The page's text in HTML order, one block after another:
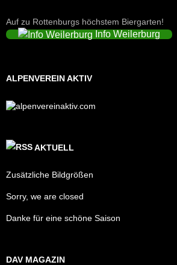
Auf zu Rottenburgs höchstem Biergarten!
Info Weilerburg
ALPENVEREIN AKTIV
AKTUELL
Zusätzliche Bildgrößen
Sorry, we are closed
Danke für eine schöne Saison
DAV MAGAZIN